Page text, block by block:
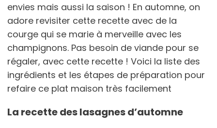
envies mais aussi la saison ! En automne, on
adore revisiter cette recette avec de la
courge qui se marie à merveille avec les
champignons. Pas besoin de viande pour se
régaler, avec cette recette ! Voici la liste des
ingrédients et les étapes de préparation pour
refaire ce plat maison très facilement
La recette des lasagnes d’automne